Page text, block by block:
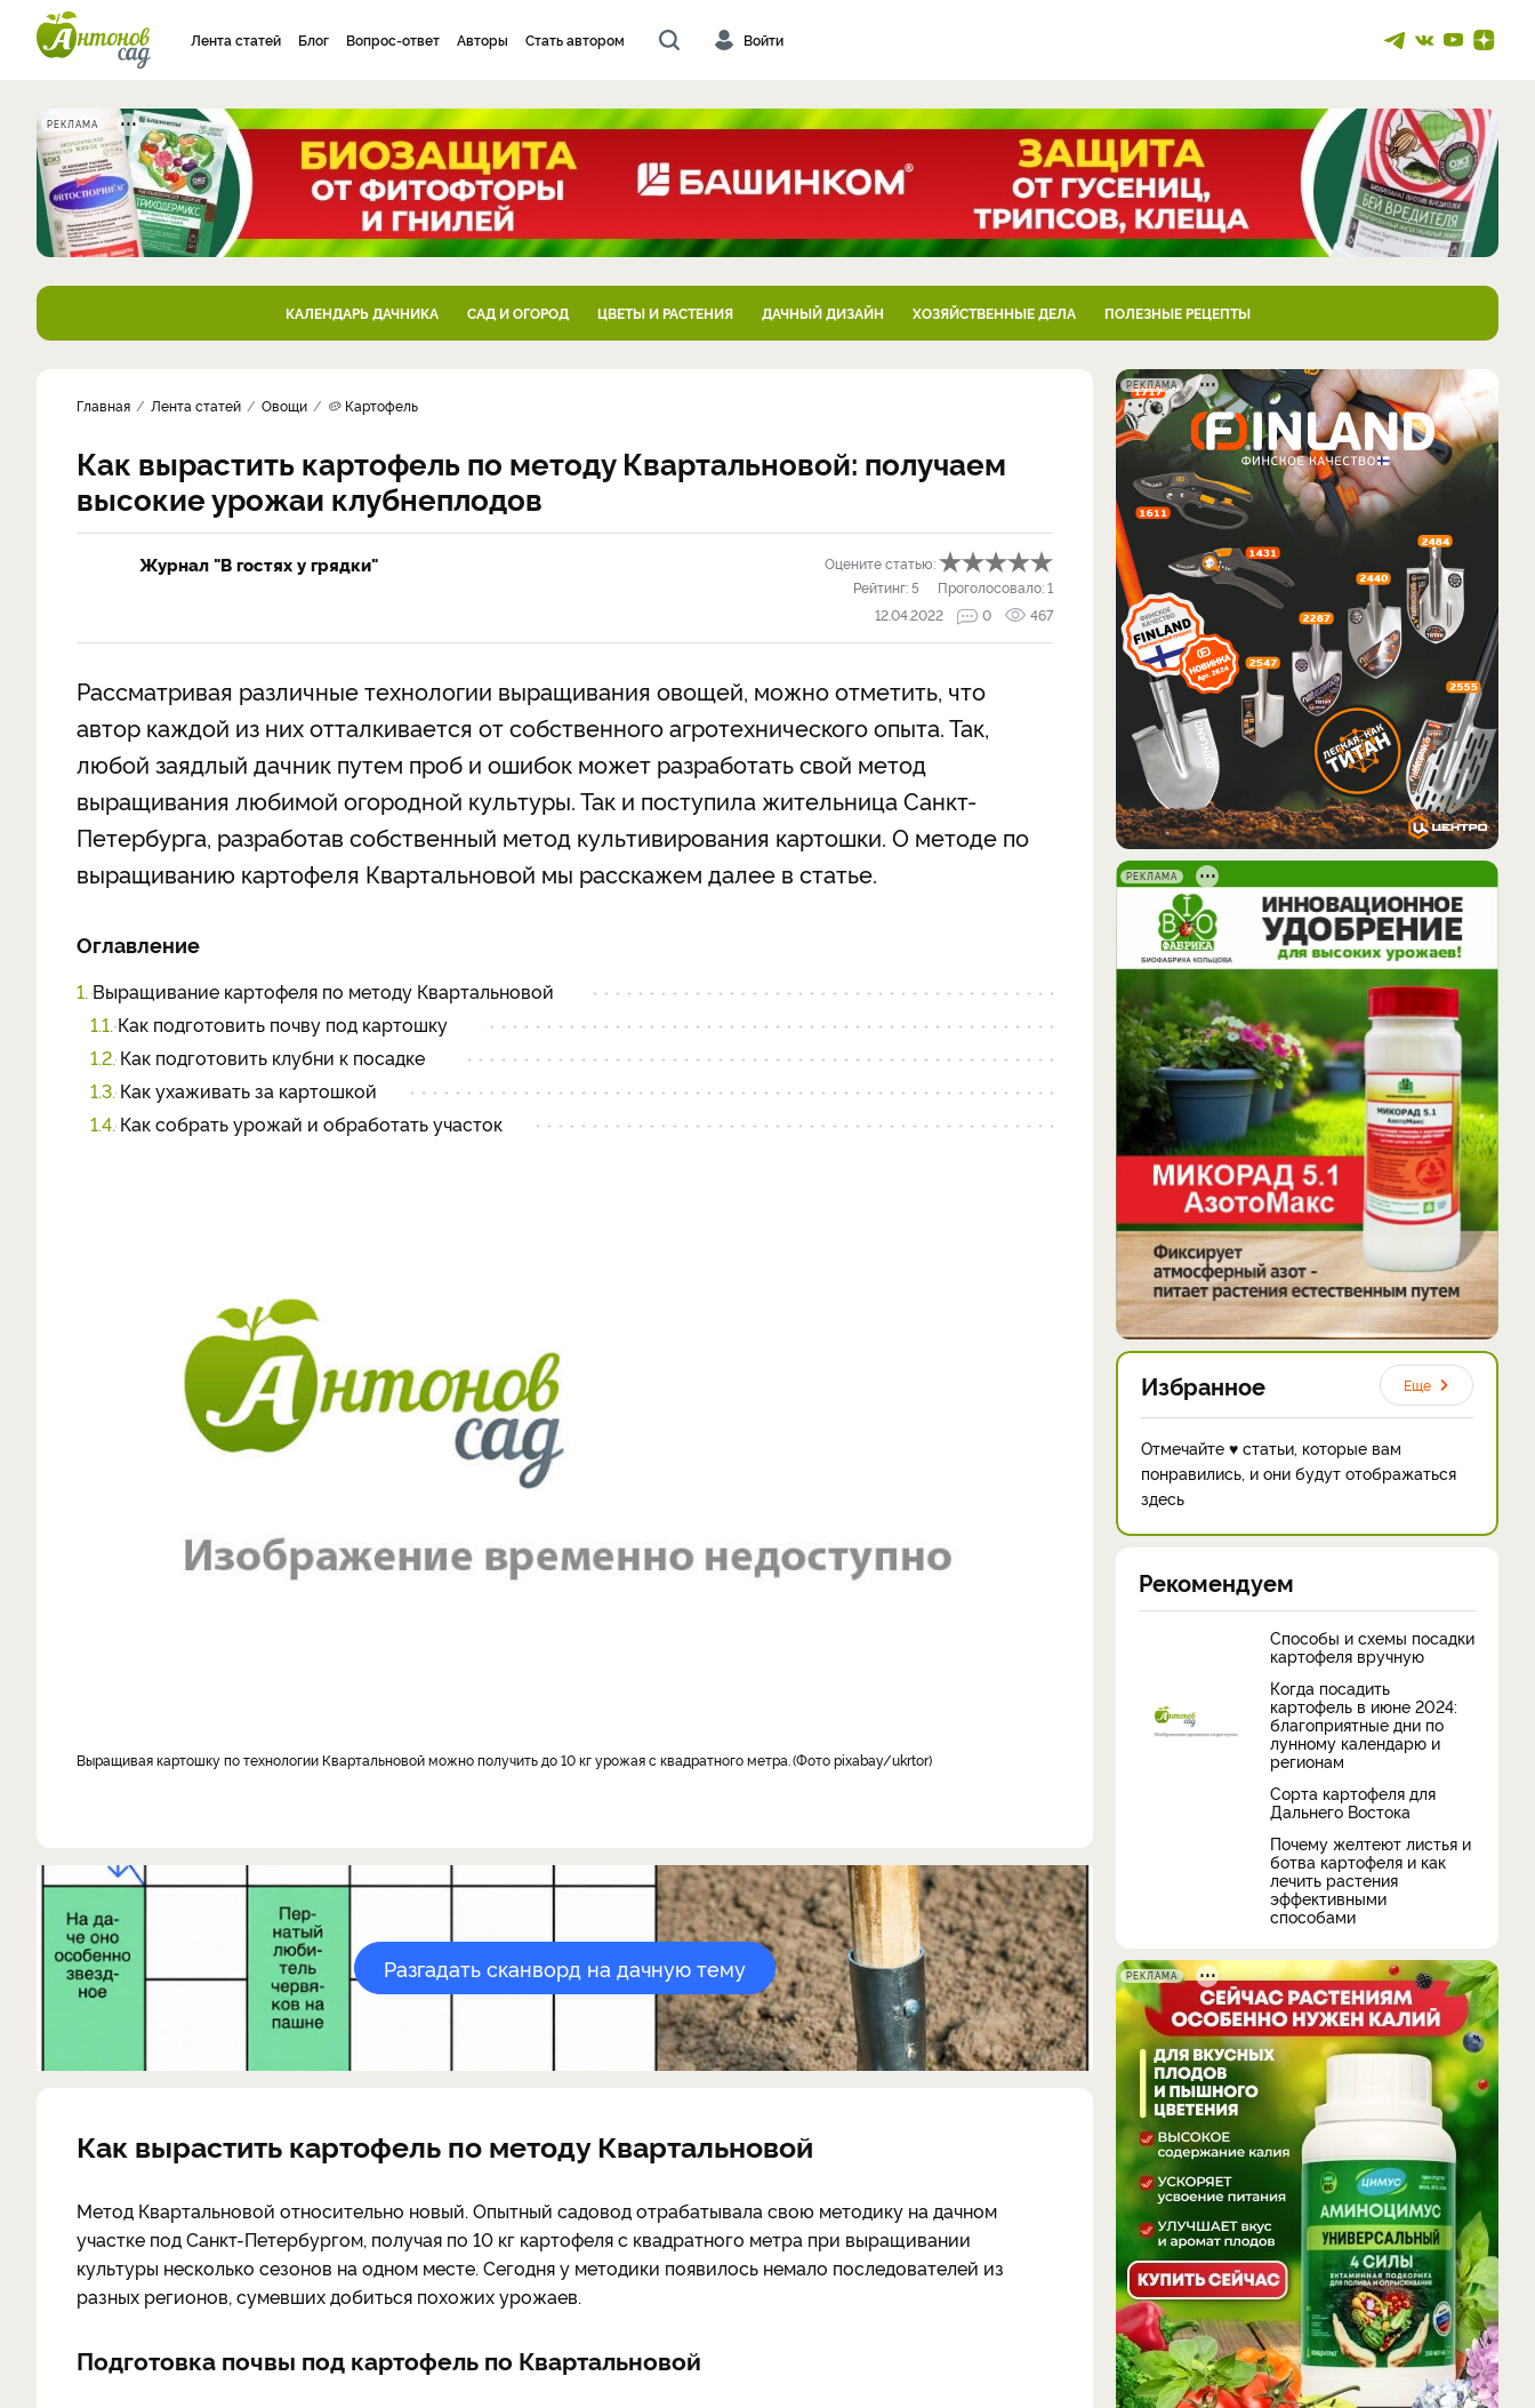
Лента статей Блог Вопрос-ответ Авторы Стать автором Войти
РЕКЛАМА
КАЛЕНДАРЬ ДАЧНИКА САД И ОГОРОД ЦВЕТЫ И РАСТЕНИЯ ДАЧНЫЙ ДИЗАЙН ХОЗЯЙСТВЕННЫЕ ДЕЛА ПОЛЕЗНЫЕ РЕЦЕПТЫ
Главная Лента статей Овощи 🥔 Картофель
Как вырастить картофель по методу Квартальновой: получаем
высокие урожаи клубнеплодов
Журнал "В гостях у грядки"
Оцените статью:
Рейтинг:5 Проголосовало:1
12.04.2022
0 467
Рассматривая различные технологии выращивания овощей, можно отметить, что
автор каждой из них отталкивается от собственного агротехнического опыта. Так,
любой заядлый дачник путем проб и ошибок может разработать свой метод
выращивания любимой огородной культуры. Так и поступила жительница Санкт-
Петербурга, разработав собственный метод культивирования картошки. О методе по
выращиванию картофеля Квартальновой мы расскажем далее в статье.
Оглавление
1. Выращивание картофеля по методу Квартальновой
1.1. Как подготовить почву под картошку
1.2. Как подготовить клубни к посадке
1.3. Как ухаживать за картошкой
1.4. Как собрать урожай и обработать участок
выращивая картошку по технологии Квартальновой можно получить до 10 кг урожая с квадратного метра. Фото pixabay/ukrtor
Разгадать сканворд на дачную тему
Как вырастить картофель по методу Квартальновой
Метод Квартальновой относительно новый. Опытный садовод отрабатывала свою методику на дачном
участке под Санкт-Петербургом, получая по 10 кг картофеля с квадратного метра при выращивании
культуры несколько сезонов на одном месте. Сегодня у методики появилось немало последователей из
разных регионов, сумевших добиться похожих урожаев.
Подготовка почвы под картофель по Квартальновой
РЕКЛАМА
РЕКЛАМА
Избранное Еще
Отмечайте ♥ статьи, которые вам
понравились, и они будут отображаться
здесь
Рекомендуем
Способы и схемы посадки
картофеля вручную
Когда посадить
картофель в июне 2024:
благоприятные дни по
лунному календарю и
регионам
Сорта картофеля для
Дальнего Востока
Почему желтеют листья и
ботва картофеля и как
лечить растения
эффективными
способами
РЕКЛАМА